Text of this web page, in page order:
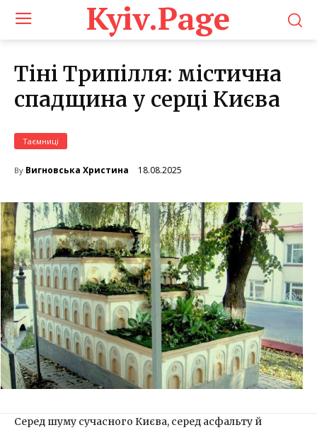
Kyiv.Page
Тіні Трипілля: містична
спадщина у серці Києва
Таємниці
By Вигновська Христина 18.08.2025
Серед шуму сучасного Києва, серед асфальту й